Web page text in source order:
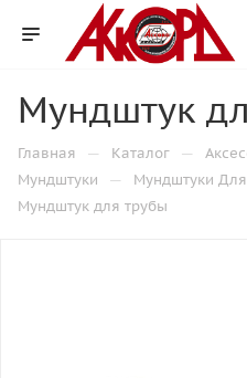
Мундштук
Главная — Каталог —
Мундштуки — Мундштуки
Мундштук для трубы